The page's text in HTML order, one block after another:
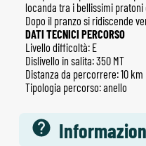
locanda tra i bellissimi
Dopo il pranzo si ridiscende
DATI TECNICI PERCORSO
Livello difficoltà: E
Dislivello in salita: 350 MT
Distanza da percorrere: 10 km
Tipologia percorso: anello